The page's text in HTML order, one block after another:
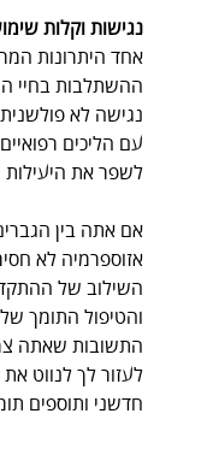
נגישות וקלות
אחד היתרונות
ההשתלבות בחיי
נגישה לא
עם הליכים
לשפר את
אם אתה בין
אזוספרמיה לא
השילוב של
והטיפול התומך
התשובות שאתה
לעזור לך לנווט
חדשני ותוספים